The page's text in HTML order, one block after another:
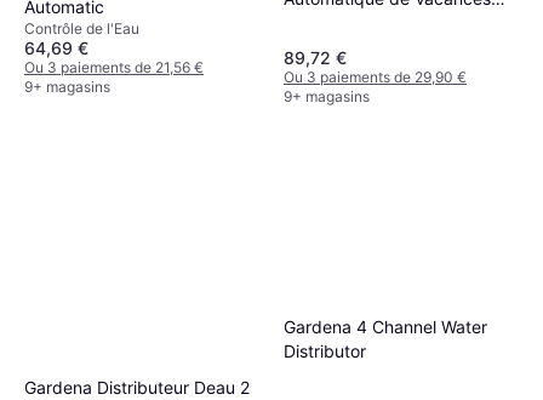
Automatic
Contrôle de l'Eau
64,69 €
Ou 3 paiements de 21,56 €
9+ magasins
89,72 €
Ou 3 paiements de 29,90 €
9+ magasins
Gardena Distributeur Deau 2
Gardena 4 Channel Water
Distributor